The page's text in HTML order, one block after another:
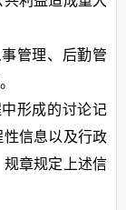
管理、后勤管
形成的讨论记
信息以及行政
章规定上述信